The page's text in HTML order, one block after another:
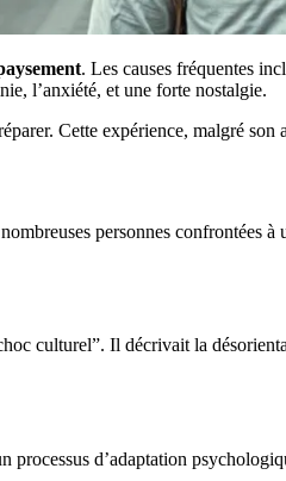
. Les causes fréquentes
l’anxiété, et une forte nostalgie.
Cette expérience, malgré
personnes confrontées
culturel”. Il décrivait la
processus d’adaptation